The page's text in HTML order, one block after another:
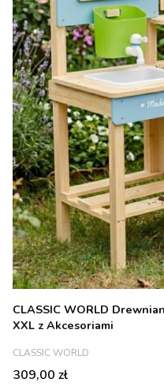
CLASSIC WORLD
XXL z Akcesoriami
PRODUCENT
CLASSIC WORLD
Cena
309,00 zł